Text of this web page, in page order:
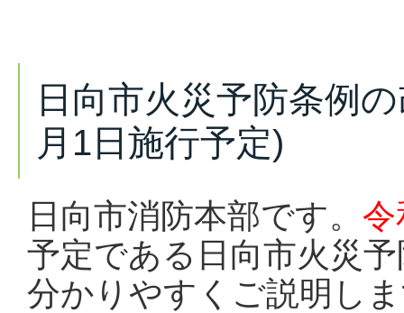
日向市火災予防条例
月1日施行予定)
日向市消防本部です。 令
予定である日向市火災
分かりやすくご説明し